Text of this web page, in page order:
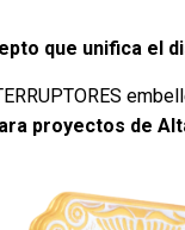
que unifica
proyectos de